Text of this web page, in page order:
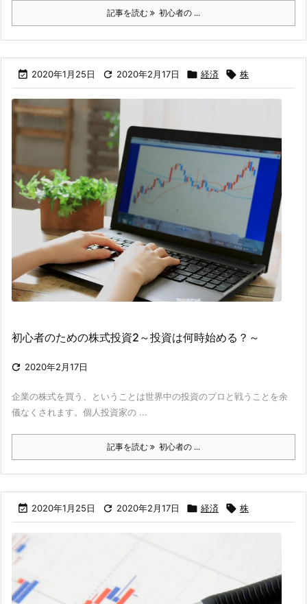
記事を読む 初心者の ...
 2020年1月25日  2020年2月17日  経済  株
初心者のための株式投資2～投資は何時始める？～
 2020年2月17日
企業の株式を買う、ということは世界中の投資のプロと戦うことを余
儀なくされます。個人投資家の ...
記事を読む 初心者の ...
 2020年1月25日  2020年2月17日  経済  株